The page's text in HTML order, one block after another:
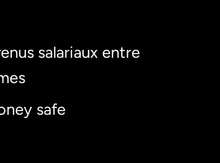
salariaux entre
safe